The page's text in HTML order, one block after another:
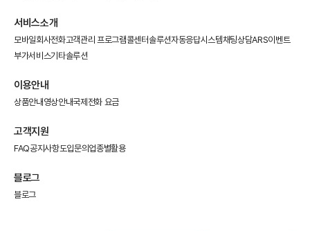
서비스소개
모바일회사전화고객관리 프로그램콜센터솔루션자동응답시스템채팅상담ARS이벤트
부가서비스기타솔루션
이용안내
상품안내 영상안내국제전화 요금
고객지원
FAQ공지사항도입문의 업종별활용
블로그
블로그